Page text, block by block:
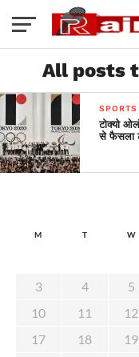
All posts
SPORTS
टोक्यो
से फैसला
M T W
3
4 5
10
11 12
17
18 19